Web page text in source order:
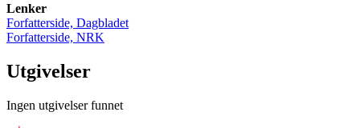
Lenker
Forfatterside, Dagbladet
Forfatterside, NRK
Utgivelser
Ingen utgivelser funnet